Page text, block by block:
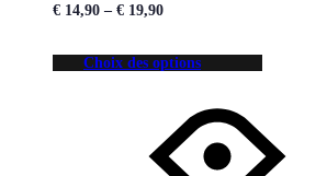
€ 14,90 – € 19,90
Choix des options